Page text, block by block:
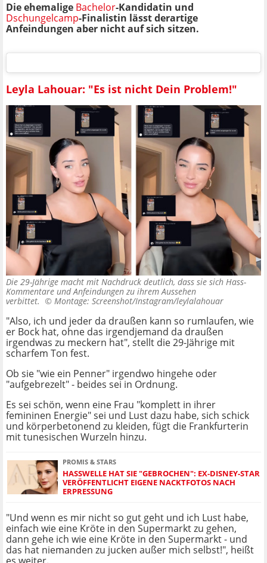
Die ehemalige Bachelor-Kandidatin und
Dschungelcamp-Finalistin lässt derartige
Anfeindungen aber nicht auf sich sitzen.
Leyla Lahouar: "Es ist nicht Dein Problem!"
Die 29-Jährige macht mit Nachdruck deutlich, dass sie sich Hass-
Kommentare und Anfeindungen zu ihrem Aussehen
verbittet. © Montage: Screenshot/Instagram/leylalahouar
"Also, ich und jeder da draußen kann so rumlaufen, wie
er Bock hat, ohne das irgendjemand da draußen
irgendwas zu meckern hat", stellt die 29-Jährige mit
scharfem Ton fest.
Ob sie "wie ein Penner" irgendwo hingehe oder
"aufgebrezelt" - beides sei in Ordnung.
Es sei schön, wenn eine Frau "komplett in ihrer
femininen Energie" sei und Lust dazu habe, sich schick
und körperbetonend zu kleiden, fügt die Frankfurterin
mit tunesischen Wurzeln hinzu.
PROMIS & STARS
HASSWELLE HAT SIE "GEBROCHEN": EX-DISNEY-STAR
VERÖFFENTLICHT EIGENE NACKTFOTOS NACH
ERPRESSUNG
"Und wenn es mir nicht so gut geht und ich Lust habe,
einfach wie eine Kröte in den Supermarkt zu gehen,
dann gehe ich wie eine Kröte in den Supermarkt - und
das hat niemanden zu jucken außer mich selbst!", heißt